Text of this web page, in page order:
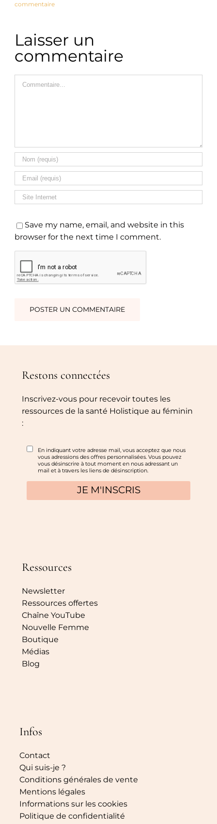
commentaire
Laisser un
commentaire
Commentaire
Save my name, email, and website in this
browser for the next time I comment.
Restons connectées
Inscrivez-vous pour recevoir toutes les
ressources de la santé Holistique au féminin
:
Ressources
Newsletter
Ressources offertes
Chaîne YouTube
Nouvelle Femme
Boutique
Médias
Blog
Infos
Contact
Qui suis-je ?
Conditions générales de vente
Mentions légales
Informations sur les cookies
Politique de confidentialité